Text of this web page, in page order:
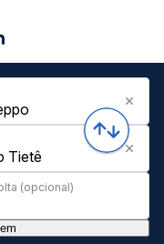
(opcional)